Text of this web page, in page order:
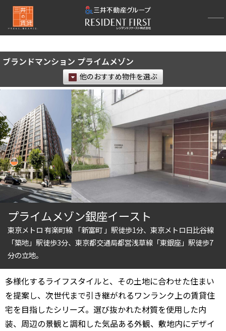
ブランドマンション プライムメゾン
他のおすすめ物件を選ぶ
プライムメゾン銀座イースト
東京メトロ 有楽町線 「新富町 」駅徒歩1分、東京メトロ日比谷線
「築地」駅徒歩3分、東京都交通局都営浅草線「東銀座」駅徒歩7
分の立地。
多様化するライフスタイルと、その土地に合わせた住まい
を提案し、次世代まで引き継がれるワンランク上の賃貸住
宅を目指したシリーズ。選び抜かれた材質を使用した内
装、周辺の景観と調和した気品ある外観、敷地内にデザイ
再検索ナビゲーション
〜
管理費/共益費含む
礼金なし
敷金なし
礼金１ヶ月以下
フリーレント付き
間取り
1R〜1K
1DK〜1LDK
2LDK
3LDK
4LDK〜
〜
築年数